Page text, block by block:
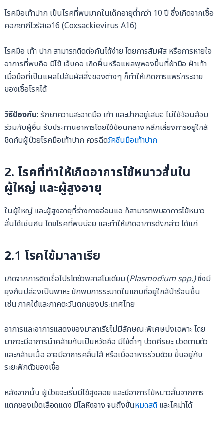
โรคมือเท้าปาก เป็นโรคที่พบมากในเด็กอายุต่ำกว่า 10 ปี ซึ่งเกิดจากเชื้อ
คอกซากีไวรัสเอ16 (Coxsackievirus A16)
โรคมือ เท้า ปาก สามารถติดต่อกันได้ง่าย โดยการสัมผัส หรือการหายใจ
อาการที่พบคือ มีไข้ เจ็บคอ เกิดผื่นหรือแผลพุพองขึ้นที่ฝ่ามือ ฝ่าเท้า
เมื่อมือที่เป็นแผลไปสัมผัสสิ่งของต่างๆ ก็ทำให้เกิดการแพร่กระจาย
ของเชื้อโรคได้
วิธีป้องกัน:รักษาความสะอาดมือ เท้า และปากอยู่เสมอ ไม่ใช้ช้อนส้อม
ร่วมกับผู้อื่น รับประทานอาหารโดยใช้ช้อนกลาง หลีกเลี่ยงการอยู่ใกล้
ชิดกับผู้ป่วยโรคมือเท้าปาก ควรฉีดวัคซีนมือเท้าปาก
2. โรคที่ทำให้เกิดอาการไข้หนาวสั่นใน
ผู้ใหญ่ และผู้สูงอายุ
ในผู้ใหญ่ และผู้สูงอายุที่ร่างกายอ่อนแอ ก็สามารถพบอาการไข้หนาว
สั่นได้เช่นกัน โดยโรคที่พบบ่อย และทำให้เกิดอาการดังกล่าว ได้แก่
2.1 โรคไข้มาลาเรีย
เกิดจากการติดเชื้อโปรโตซัวพลาสโมเดียม (Plasmodium spp.)ซึ่งมี
ยุงก้นปล่องเป็นพาหะ มักพบการระบาดในแถบที่อยู่ใกล้ป่าร้อนชื้น
เช่น ภาคใต้และภาคตะวันตกของประเทศไทย
อาการและอาการแสดงของมาลาเรียไม่มีลักษณะพิเศษบ่งเฉพาะ โดย
มากจะมีอาการนำคล้ายกับเป็นหวัดคือ มีไข้ต่ำๆ ปวดศีรษะ ปวดตามตัว
และกล้ามเนื้อ อาจมีอาการคลื่นไส้ หรือเบื่ออาหารร่วมด้วย ขึ้นอยู่กับ
ระยะฟักตัวของเชื้อ
หลังจากนั้น ผู้ป่วยจะเริ่มมีไข้สูงลอย และมีอาการไข้หนาวสั่นจากการ
แตกของเม็ดเลือดแดง มีโลหิตจาง จนถึงขั้นหมดสติและโคม่าได้